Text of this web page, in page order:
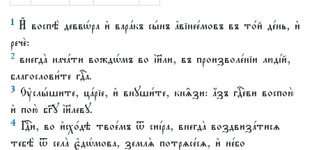
1 И҆ воспѣ̀ деввѡ́ра и҆ вара́къ сы́нъ а҆вїнее́мовъ въ то́й де́нь, и҆
речѐ:
2 внегда̀ нача́ти вождѡ́мъ во і҆и҃ли, въ произволе́нїи люді́й,
благослови́те гдⷭ҇а.
3 Оу҆слы́шите, ца́рїе, и҆ внꙋши́те, кнѧ̑зи: а҆́зъ гдⷭ҇еви воспою̀
и҆ пою̀ бг҃ꙋ і҆и҃левꙋ.
4 Гдⷭ҇и, во и҆схо́дѣ твое́мъ ѿ сиі́ра, внегда̀ воздвиза́тисѧ
тебѣ̀ ѿ села̀ є҆дѡ́мова, землѧ̀ потрѧсе́сѧ, и҆ не́бо